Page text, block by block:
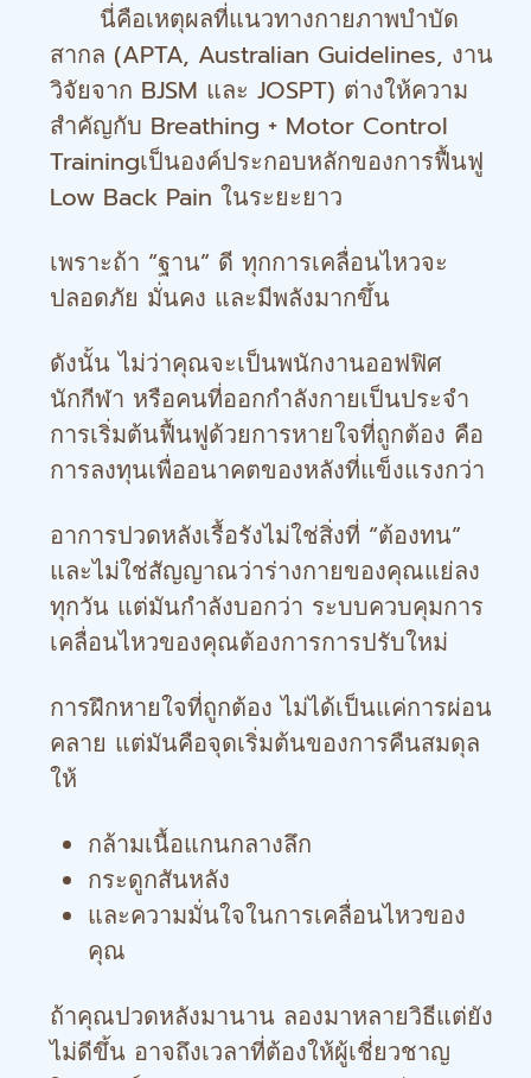
นี่คือเหตุผลที่แนวทางกายภาพบำบัด
สากล (APTA, Australian Guidelines, งาน
วิจัยจาก BJSM และ JOSPT) ต่างให้ความ
สำคัญกับ Breathing + Motor Control
Trainingเป็นองค์ประกอบหลักของการฟื้นฟู
Low Back Pain ในระยะยาว
เพราะถ้า “ฐาน” ดี ทุกการเคลื่อนไหวจะ
ปลอดภัย มั่นคง และมีพลังมากขึ้น
ดังนั้น ไม่ว่าคุณจะเป็นพนักงานออฟฟิศ
นักกีฬา หรือคนที่ออกกำลังกายเป็นประจำ
การเริ่มต้นฟื้นฟูด้วยการหายใจที่ถูกต้อง คือ
การลงทุนเพื่ออนาคตของหลังที่แข็งแรงกว่า
อาการปวดหลังเรื้อรังไม่ใช่สิ่งที่ “ต้องทน”
และไม่ใช่สัญญาณว่าร่างกายของคุณแย่ลง
ทุกวัน แต่มันกำลังบอกว่า ระบบควบคุมการ
เคลื่อนไหวของคุณต้องการการปรับใหม่
การฝึกหายใจที่ถูกต้อง ไม่ได้เป็นแค่การผ่อน
คลาย แต่มันคือจุดเริ่มต้นของการคืนสมดุล
ให้
กล้ามเนื้อแกนกลางลึก
กระดูกสันหลัง
และความมั่นใจในการเคลื่อนไหวของ
คุณ
ถ้าคุณปวดหลังมานาน ลองมาหลายวิธีแต่ยัง
ไม่ดีขึ้น อาจถึงเวลาที่ต้องให้ผู้เชี่ยวชาญ